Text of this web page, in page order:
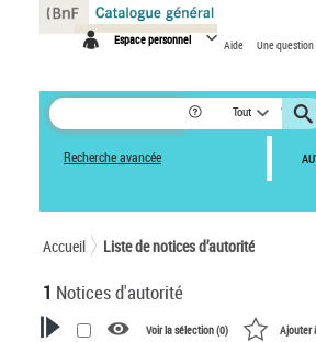
Espace personnel Aide Une question
Tout
Recherche avancée
Accueil Liste de notices d’autorité
1 Notices d'autorité
Voir la sélection (0) Ajouter
Panneau de gestion des cookies